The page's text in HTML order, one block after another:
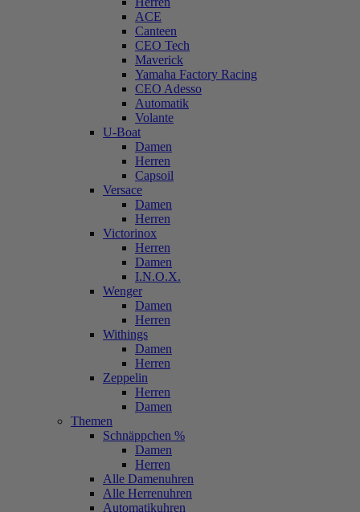
ACE
Canteen
CEO Tech
Maverick
Yamaha Factory Racing
CEO Adesso
Automatik
Volante
U-Boat
Damen
Herren
Capsoil
Versace
Damen
Herren
Victorinox
Herren
Damen
I.N.O.X.
Wenger
Damen
Herren
Withings
Damen
Herren
Zeppelin
Herren
Damen
Themen
Schnäppchen %
Damen
Herren
Alle Damenuhren
Alle Herrenuhren
Automatikuhren